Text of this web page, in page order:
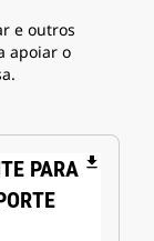
e outros
apoiar o
PARA file_download